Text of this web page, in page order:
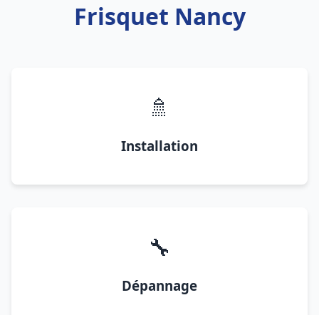
Frisquet Nancy
🚿
Installation
🔧
Dépannage